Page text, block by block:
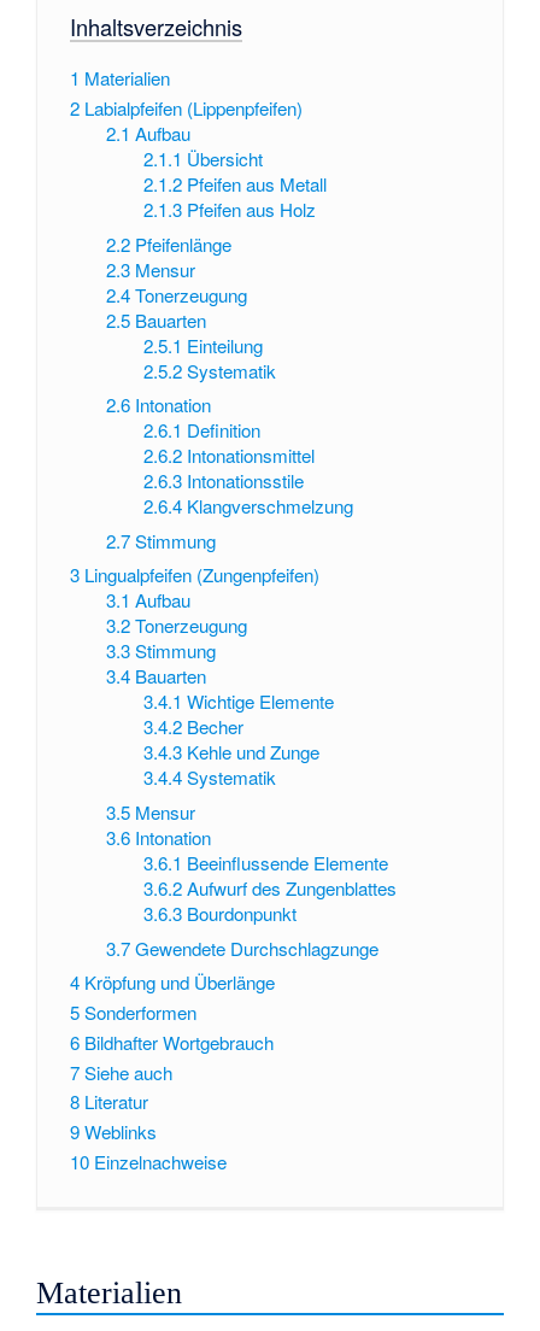
Inhaltsverzeichnis
1 Materialien
2 Labialpfeifen (Lippenpfeifen)
2.1 Aufbau
2.1.1 Übersicht
2.1.2 Pfeifen aus Metall
2.1.3 Pfeifen aus Holz
2.2 Pfeifenlänge
2.3 Mensur
2.4 Tonerzeugung
2.5 Bauarten
2.5.1 Einteilung
2.5.2 Systematik
2.6 Intonation
2.6.1 Definition
2.6.2 Intonationsmittel
2.6.3 Intonationsstile
2.6.4 Klangverschmelzung
2.7 Stimmung
3 Lingualpfeifen (Zungenpfeifen)
3.1 Aufbau
3.2 Tonerzeugung
3.3 Stimmung
3.4 Bauarten
3.4.1 Wichtige Elemente
3.4.2 Becher
3.4.3 Kehle und Zunge
3.4.4 Systematik
3.5 Mensur
3.6 Intonation
3.6.1 Beeinflussende Elemente
3.6.2 Aufwurf des Zungenblattes
3.6.3 Bourdonpunkt
3.7 Gewendete Durchschlagzunge
4 Kröpfung und Überlänge
5Sonderformen
6 Bildhafter Wortgebrauch
7Siehe auch
8 Literatur
9Weblinks
10 Einzelnachweise
Materialien